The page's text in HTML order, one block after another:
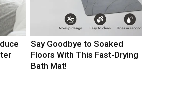
Say Goodbye to Soaked
Floors With This Fast-Drying
Bath Mat!